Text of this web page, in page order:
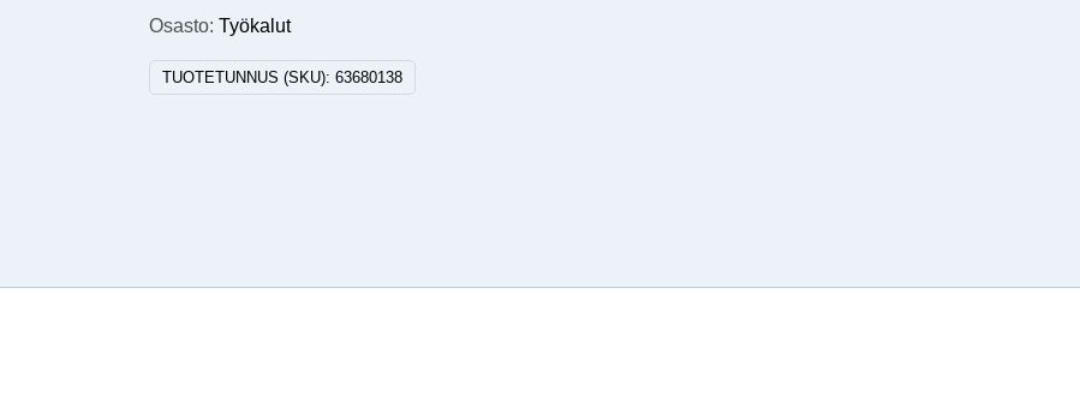
Osasto:Työkalut
TUOTETUNNUS (SKU):63680138